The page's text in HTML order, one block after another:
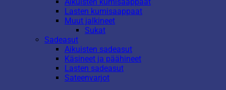
Lasten kumisaappaat
Muut jalkineet
Sukat
Sadeasut
Aikuisten sadeasut
Käsineet ja päähineet
Lasten sadeasut
Sateenvarjot